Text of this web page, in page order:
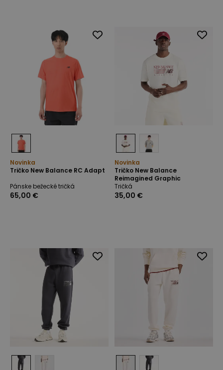
Novinka
Tričko New Balance RC Adapt
Pánske bežecké tričká
65,00 €
Novinka
Tričko New Balance
Reimagined Graphic
Tričká
35,00 €